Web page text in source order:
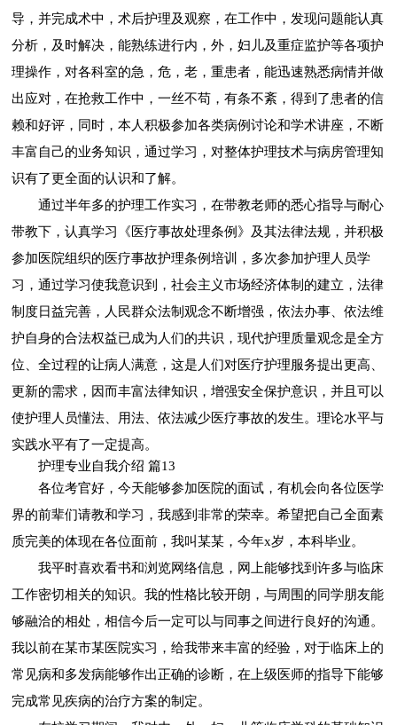
导，并完成术中，术后护理及观察，在工作中，发现问题能认真
分析，及时解决，能熟练进行内，外，妇儿及重症监护等各项护
理操作，对各科室的急，危，老，重患者，能迅速熟悉病情并做
出应对，在抢救工作中，一丝不苟，有条不紊，得到了患者的信
赖和好评，同时，本人积极参加各类病例讨论和学术讲座，不断
丰富自己的业务知识，通过学习，对整体护理技术与病房管理知
识有了更全面的认识和了解。
通过半年多的护理工作实习，在带教老师的悉心指导与耐心
带教下，认真学习《医疗事故处理条例》及其法律法规，并积极
参加医院组织的医疗事故护理条例培训，多次参加护理人员学
习，通过学习使我意识到，社会主义市场经济体制的建立，法律
制度日益完善，人民群众法制观念不断增强，依法办事、依法维
护自身的合法权益已成为人们的共识，现代护理质量观念是全方
位、全过程的让病人满意，这是人们对医疗护理服务提出更高、
更新的需求，因而丰富法律知识，增强安全保护意识，并且可以
使护理人员懂法、用法、依法减少医疗事故的发生。理论水平与
实践水平有了一定提高。
护理专业自我介绍 篇13
各位考官好，今天能够参加医院的面试，有机会向各位医学
界的前辈们请教和学习，我感到非常的荣幸。希望把自己全面素
质完美的体现在各位面前，我叫某某，今年x岁，本科毕业。
我平时喜欢看书和浏览网络信息，网上能够找到许多与临床
工作密切相关的知识。我的性格比较开朗，与周围的同学朋友能
够融洽的相处，相信今后一定可以与同事之间进行良好的沟通。
我以前在某市某医院实习，给我带来丰富的经验，对于临床上的
常见病和多发病能够作出正确的诊断，在上级医师的指导下能够
完成常见疾病的治疗方案的制定。